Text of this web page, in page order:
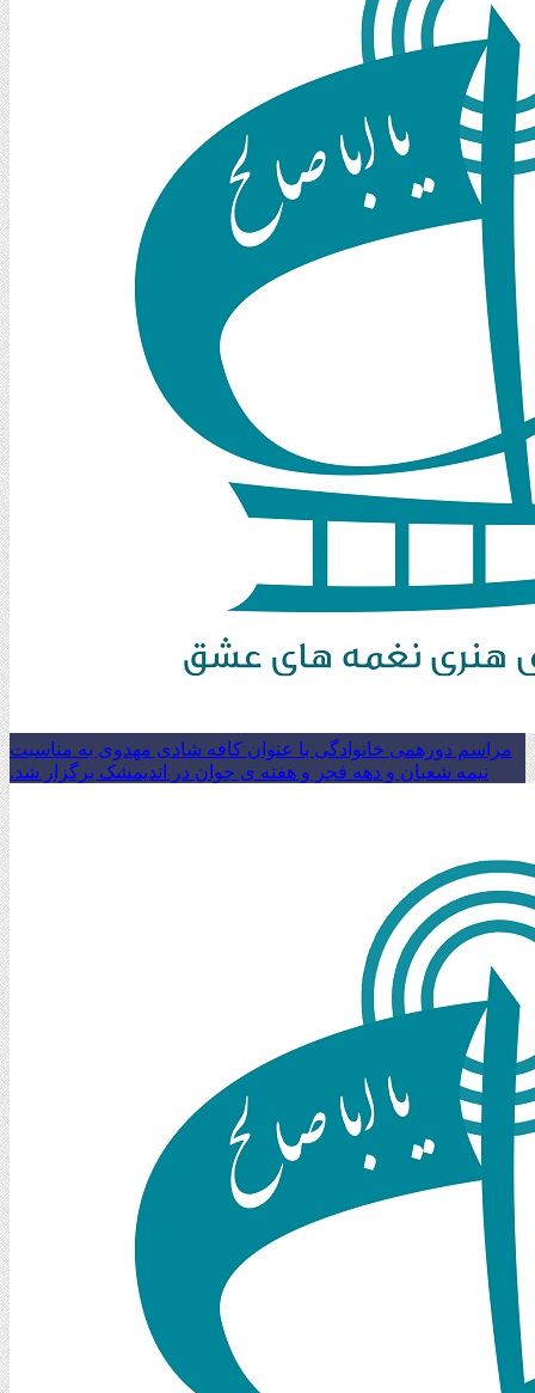
مراسم دورهمی خانوادگی با عنوان کافه شادی مهدوی به مناسبت
نیمه شعبان و دهه فجر و هفته ی جوان در اندیمشک برگزار شد.